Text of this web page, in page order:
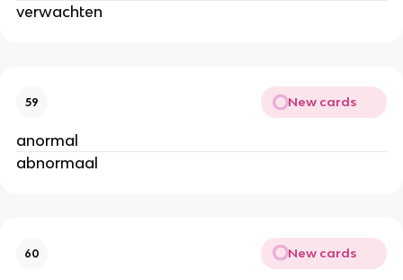
verwachten
59 New cards
anormal
abnormaal
60 New cards